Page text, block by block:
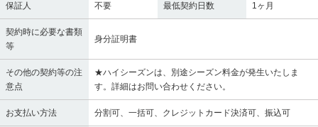
保証人 不要 最低契約日数 1ヶ月
契約時に必要な書類
等
身分証明書
その他の契約等の注
意点
★ハイシーズンは、別途シーズン料金が発生いたしま
す。詳細はお問い合わせください。
お支払い方法 分割可、一括可、クレジットカード決済可、振込可